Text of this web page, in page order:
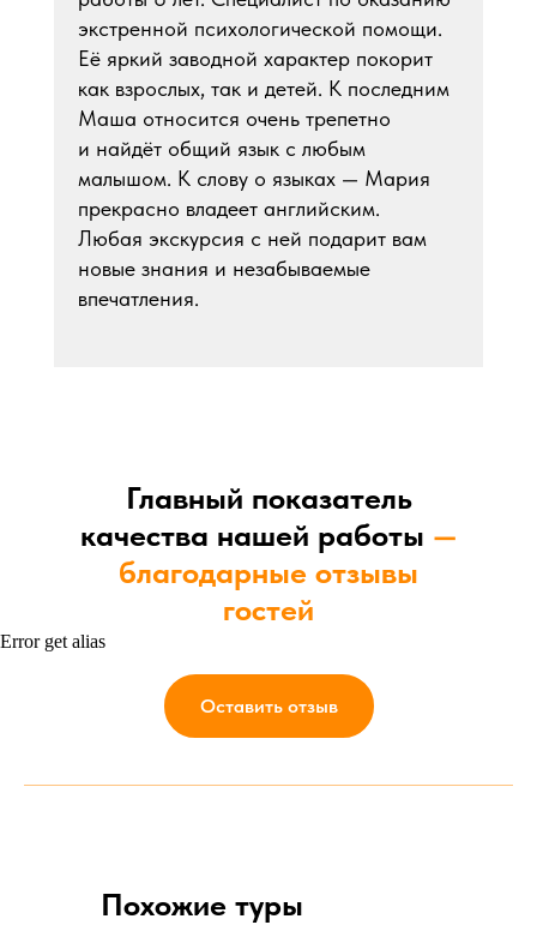
экстренной психологической помощи.
Её яркий заводной характер покорит
как взрослых, так и детей. К последним
Маша относится очень трепетно
и найдёт общий язык с любым
малышом. К слову о языках — Мария
прекрасно владеет английским.
Любая экскурсия с ней подарит вам
новые знания и незабываемые
впечатления.
Главный показатель
качества нашей работы —
благодарные отзывы
гостей
Error get alias
Оставить отзыв
Похожие туры